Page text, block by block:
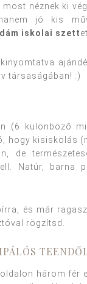
néznek ki
jó kis
iskolai szett
társaságában! :)
(6 különböző
kisiskolás
de
Natúr, barna
és már
rögzítsd.
három fér